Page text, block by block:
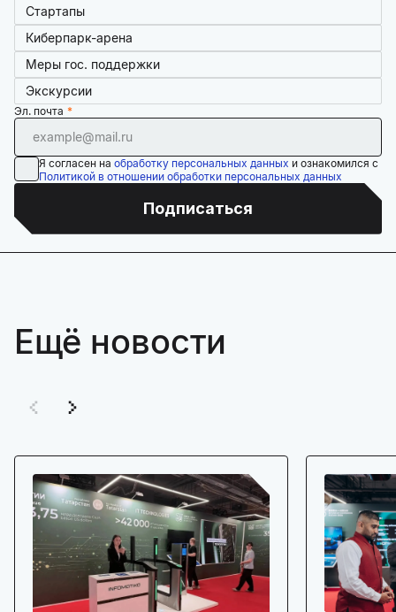
Стартапы
Киберпарк-арена
Меры гос. поддержки
Экскурсии
Эл. почта
Я согласен на обработку персональных данных и ознакомился с
Политикой в отношении обработки персональных данных
Подписаться
Ещё новости